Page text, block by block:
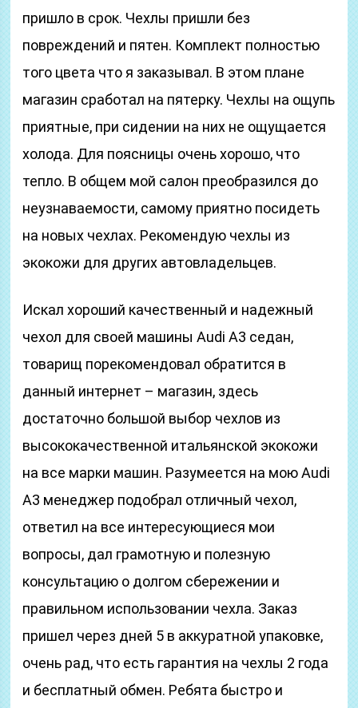
пришло в срок. Чехлы пришли без
повреждений и пятен. Комплект полностью
того цвета что я заказывал. В этом плане
магазин сработал на пятерку. Чехлы на ощупь
приятные, при сидении на них не ощущается
холода. Для поясницы очень хорошо, что
тепло. В общем мой салон преобразился до
неузнаваемости, самому приятно посидеть
на новых чехлах. Рекомендую чехлы из
экокожи для других автовладельцев.
Искал хороший качественный и надежный
чехол для своей машины Audi A3 седан,
товарищ порекомендовал обратится в
данный интернет – магазин, здесь
достаточно большой выбор чехлов из
высококачественной итальянской экокожи
на все марки машин. Разумеется на мою Audi
A3 менеджер подобрал отличный чехол,
ответил на все интересующиеся мои
вопросы, дал грамотную и полезную
консультацию о долгом сбережении и
правильном использовании чехла. Заказ
пришел через дней 5 в аккуратной упаковке,
очень рад, что есть гарантия на чехлы 2 года
и бесплатный обмен. Ребята быстро и